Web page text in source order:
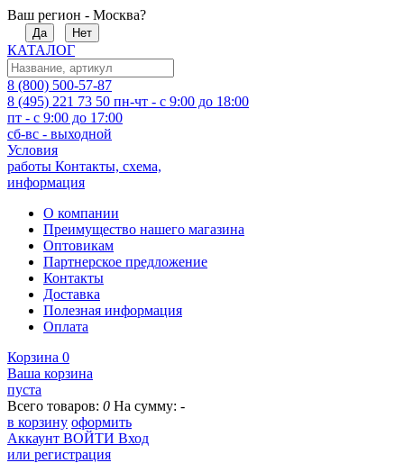
Ваш регион - Москва?
Да Нет
КАТАЛОГ
8 (800) 500-57-87
8 (495) 221 73 50 пн-чт - с 9:00 до 18:00
пт - с 9:00 до 17:00
сб-вс - выходной
Условия
работы Контакты, схема,
информация
О компании
Преимущество нашего магазина
Оптовикам
Партнерское предложение
Контакты
Доставка
Полезная информация
Оплата
Корзина 0
Ваша корзина
пуста
Всего товаров: 0 На сумму: -
в корзину оформить
Аккаунт ВОЙТИ Вход
или регистрация